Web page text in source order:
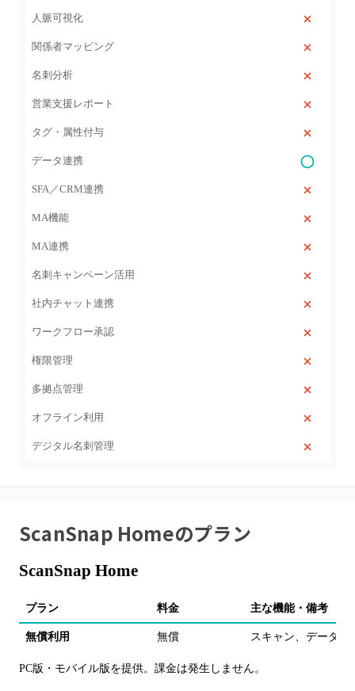
人脈可視化
関係者マッピング
名刺分析
営業支援レポート
タグ・属性付与
データ連携
SFA／CRM連携
MA機能
MA連携
名刺キャンペーン活用
社内チャット連携
ワークフロー承認
権限管理
多拠点管理
オフライン利用
デジタル名刺管理
ScanSnap Homeのプラン
ScanSnap Home
プラン 料金 主な機能・備考
無償利用 無償 スキャン、データ
PC版・モバイル版を提供。課金は発生しません。